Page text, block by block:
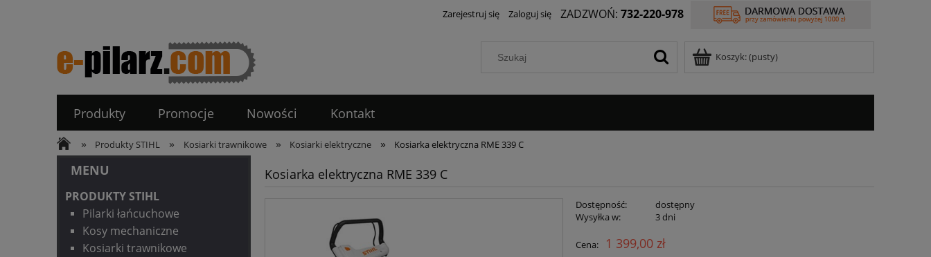
Zarejestruj się Zaloguj się ZADZWOŃ: 732-220-978
Koszyk:(pusty)
Produkty Promocje Nowości Kontakt
» Produkty STIHL » Kosiarki trawnikowe » Kosiarki elektryczne » Kosiarka elektryczna RME 339 C
MENU
PRODUKTY STIHL
Pilarki łańcuchowe
Kosy mechaniczne
Kosiarki trawnikowe
Kosiarka elektryczna RME 339 C
Dostępność:
dostępny
Wysyłka w:
3 dni
Cena: 1 399,00 zł